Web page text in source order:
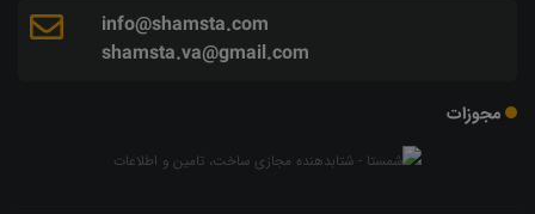
info@shamsta.com
shamsta.va@gmail.com
مجوزات